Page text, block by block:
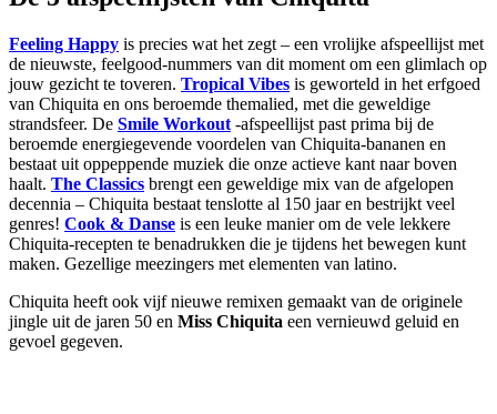
Feeling Happy is precies wat het zegt – een vrolijke afspeellijst met
de nieuwste, feelgood-nummers van dit moment om een glimlach op
jouw gezicht te toveren. Tropical Vibes is geworteld in het erfgoed
van Chiquita en ons beroemde themalied, met die geweldige
strandsfeer. De Smile Workout -afspeellijst past prima bij de
beroemde energiegevende voordelen van Chiquita-bananen en
bestaat uit oppeppende muziek die onze actieve kant naar boven
haalt. The Classics brengt een geweldige mix van de afgelopen
decennia – Chiquita bestaat tenslotte al 150 jaar en bestrijkt veel
genres! Cook & Danse is een leuke manier om de vele lekkere
Chiquita-recepten te benadrukken die je tijdens het bewegen kunt
maken. Gezellige meezingers met elementen van latino.
Chiquita heeft ook vijf nieuwe remixen gemaakt van de originele
jingle uit de jaren 50 en Miss Chiquita een vernieuwd geluid en
gevoel gegeven.